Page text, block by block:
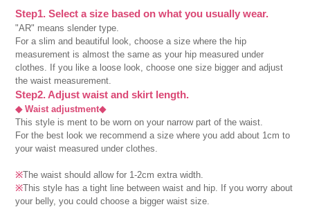
Step1. Select a size based on what you usually wear.
"AR" means slender type.
For a slim and beautiful look, choose a size where the hip
measurement is almost the same as your hip measured under
clothes. If you like a loose look, choose one size bigger and adjust
the waist measurement.
Step2. Adjust waist and skirt length.
◆ Waist adjustment◆
This style is ment to be worn on your narrow part of the waist.
For the best look we recommend a size where you add about 1cm to
your waist measured under clothes.
※The waist should allow for 1-2cm extra width.
※This style has a tight line between waist and hip. If you worry about
your belly, you could choose a bigger waist size.